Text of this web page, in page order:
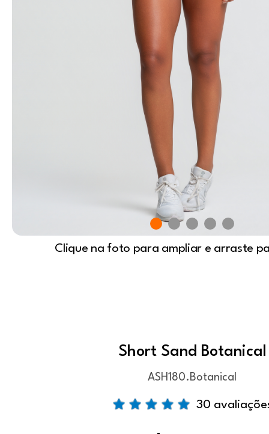
Clique na foto para ampliar e arraste
Short Sand Botanical
ASH180.Botanical
30